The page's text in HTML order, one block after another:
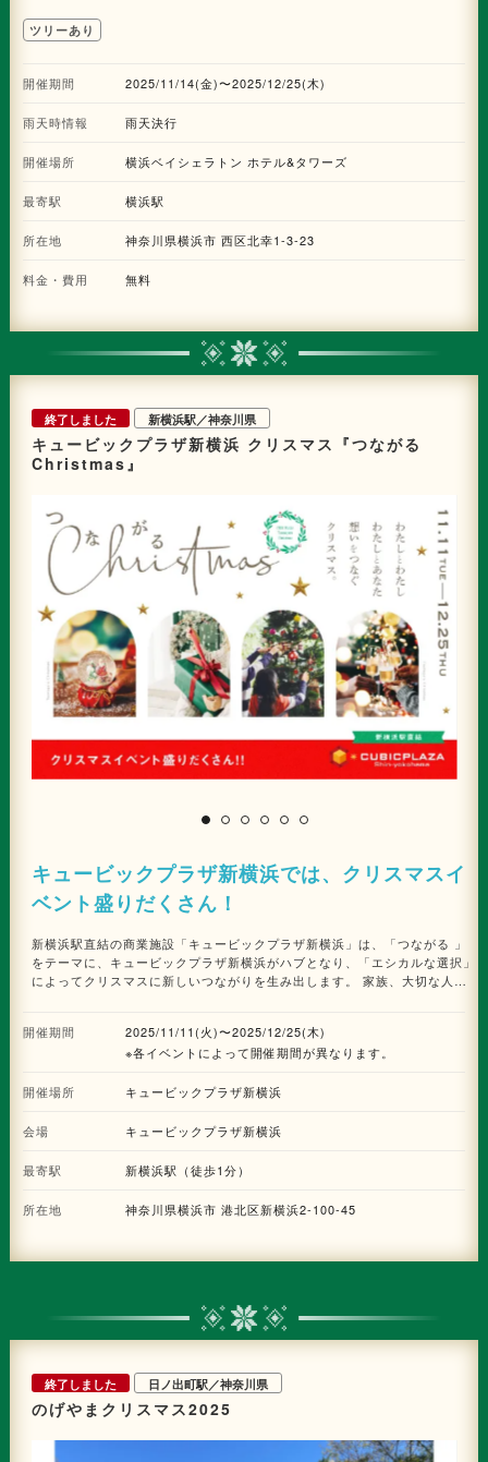
ィーオークション概要説明 オークション出展協力企業、後援団体、出展品
などのご紹介 17:25 キッズダンスパフォーマンス(Treehouse Montessori
18:05 閉式のご挨拶 ※2025年12月25日(木)までライトアップ継続 ・チャ
リティーオークション2025 “HOPE FOR SMILE” ◆開催期間：2025年
用参加申込QRコードを入手し、WEBから入札形式で行うサイレントチャリ
月8日(木)より落札者本人へ連絡を以て発表。 収益金は、社会福祉法人横浜
ツリーあり
開催期間 2025/11/14(金)〜2025/12/25(木)
雨天時情報 雨天決行
開催場所 横浜ベイシェラトン ホテル&タワーズ
最寄駅 横浜駅
所在地 神奈川県横浜市 西区北幸1-3-23
料金・費用 無料
終了しました 新横浜駅／神奈川県
キュービックプラザ新横浜 クリスマス『つながる
Christmas』
キュービックプラザ新横浜では、クリスマスイ
ベント盛りだくさん！
新横浜駅直結の商業施設「キュービックプラザ新横浜」は、「つながる 」
をテーマに、キュービックプラザ新横浜がハブとなり、「エシカルな選択」
によってクリスマスに新しいつながりを生み出します。 家族、大切な人、
のお買いものをしよう！～ キュービックプラザ新横浜のオリジナル通貨を
使って、お子さまがお買いものを体験できるイベントです。お買いものガイ
キューを自由に使って買い物できます。購入した商品はもれなくプレゼン
ポンもプレゼントします。ぜひ家族でのお買い物を楽しんでみてはいかがで
ことはできません。 日時：2025年12月13日（土）、14日（日） 各日
先着100名様） ※お買いものは、17:00まで。 受付場所：10階アトリ
ウム 対象者 ：3歳～小学生以下のお子さま 参加条件：12月8日（月）から
お子さま1名参加できます。 ※ビックカメラでのお買上げレシー
Style、ハニーズ、有隣堂 など ■サンタクロースpresents
「TSUNAGARU BINGO スタンプラリー」 応募用紙のビンゴマスに書かれ
た「サンタクロースからのミッション」をクリアして、店舗でスタンプを集
めよう。スタンプで「ビンゴ」を完成させたら応募箱への投函にて応募でき
ます。ビンゴの列が多いほど、賞品の当選確率がアップします！ 応募期
間：2025年11月11日（火）～12月7日（日） 応募手順：①対象店舗または
②応募用紙に記載のミッションをクリアして、各店舗でスタンプを押しても
開催期間
2025/11/11(火)〜2025/12/25(木)
※各イベントによって開催期間が異なります。
開催場所 キュービックプラザ新横浜
会場 キュービックプラザ新横浜
最寄駅 新横浜駅（徒歩1分）
所在地 神奈川県横浜市 港北区新横浜2-100-45
終了しました 日ノ出町駅／神奈川県
のげやまクリスマス2025